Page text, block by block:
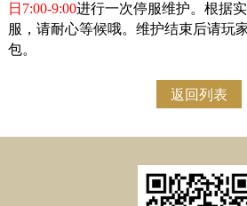
日7:00-9:00进行一次停服维护。根据
服，请耐心等候哦。维护结束后请玩
包。
返回列表